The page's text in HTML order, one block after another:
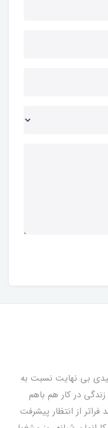
بی نهایت نسبت به
در کار هم باهم
از انتظار پیشرفت